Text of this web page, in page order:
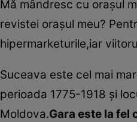
Mă mândresc cu oraşul
revistei oraşul meu?
hipermarketurile,iar
Suceava este cel mai
perioada 1775-1918 şi
Moldova.Gara este la fel